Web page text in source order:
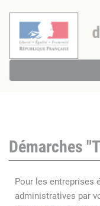
Démarches
Pour les entreprises
administratives par